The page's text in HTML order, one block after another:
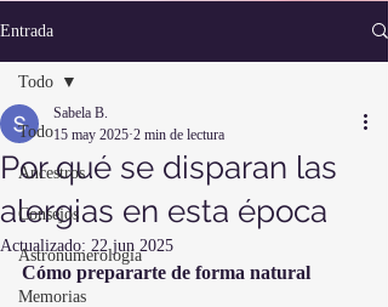
Entrada
Todo
Ancestros
Consejos
Astronumerología
Memorias
Todo
Por qué se disparan las
alergias en esta época
Sabela B.
15 may 2025 2 min de lectura
Actualizado: 22 jun 2025
Cómo prepararte de forma natural